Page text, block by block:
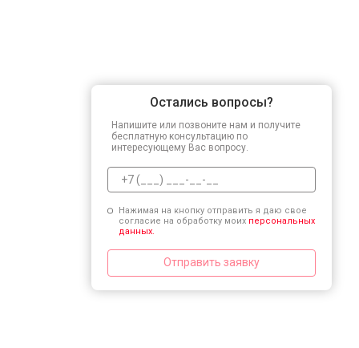
Остались вопросы?
Напишите или позвоните нам и получите
бесплатную консультацию по
интересующему Вас вопросу.
Нажимая на кнопку отправить я даю свое
согласие на обработку моих персональных
данных.
Отправить заявку